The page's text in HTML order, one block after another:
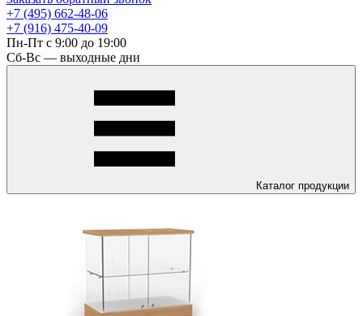
+7 (495) 662-48-06
+7 (916) 475-40-09
Пн-Пт с 9:00 до 19:00
Сб-Вс — выходные дни
Каталог продукции